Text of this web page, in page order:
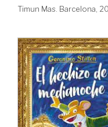
Timun Mas. Barcelona,